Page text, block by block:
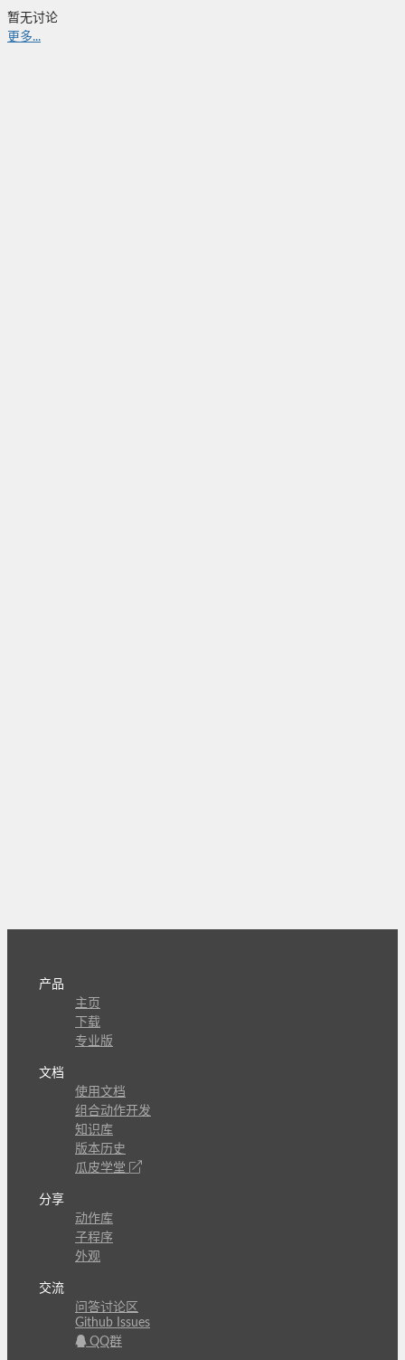
暂无讨论
更多...
产品
主页
下载
专业版
文档
使用文档
组合动作开发
知识库
版本历史
瓜皮学堂
分享
动作库
子程序
外观
交流
问答讨论区
Github Issues
QQ群